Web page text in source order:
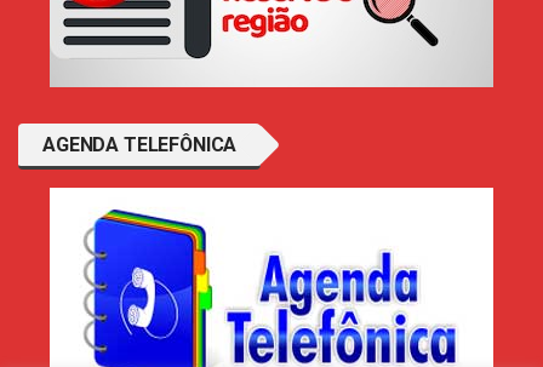
AGENDA TELEFÔNICA